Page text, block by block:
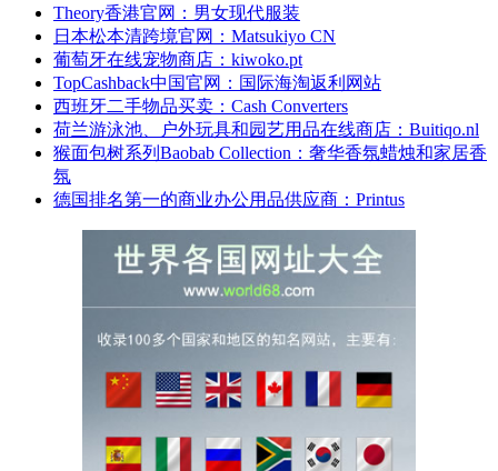
Theory香港官网：男女现代服装
日本松本清跨境官网：Matsukiyo CN
葡萄牙在线宠物商店：kiwoko.pt
TopCashback中国官网：国际海淘返利网站
西班牙二手物品买卖：Cash Converters
荷兰游泳池、户外玩具和园艺用品在线商店：Buitiqo.nl
猴面包树系列Baobab Collection：奢华香氛蜡烛和家居香
氛
德国排名第一的商业办公用品供应商：Printus